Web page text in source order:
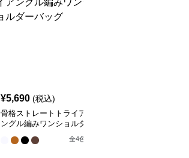
¥5,690 (税込)
骨格ストレートトライア
ングル編みワンショルダ
全4色